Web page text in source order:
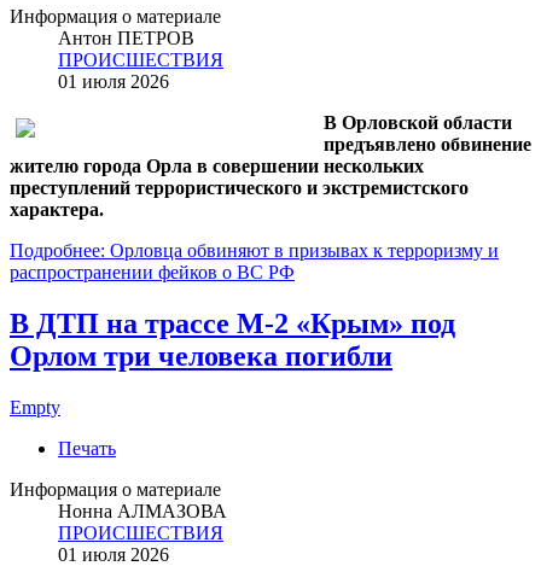
Информация о материале
Антон ПЕТРОВ
ПРОИСШЕСТВИЯ
01 июля 2026
В Орловской области
предъявлено обвинение
жителю города Орла в совершении нескольких
преступлений террористического и экстремистского
характера.
Подробнее: Орловца обвиняют в призывах к терроризму и
распространении фейков о ВС РФ
В ДТП на трассе М‑2 «Крым» под
Орлом три человека погибли
Empty
Печать
Информация о материале
Нонна АЛМАЗОВА
ПРОИСШЕСТВИЯ
01 июля 2026